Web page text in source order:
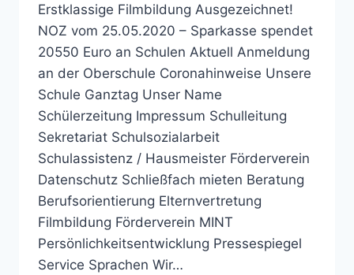
Erstklassige Filmbildung Ausgezeichnet!
NOZ vom 25.05.2020 – Sparkasse spendet
20550 Euro an Schulen Aktuell Anmeldung
an der Oberschule Coronahinweise Unsere
Schule Ganztag Unser Name
Schülerzeitung Impressum Schulleitung
Sekretariat Schulsozialarbeit
Schulassistenz / Hausmeister Förderverein
Datenschutz Schließfach mieten Beratung
Berufsorientierung Elternvertretung
Filmbildung Förderverein MINT
Persönlichkeitsentwicklung Pressespiegel
Service Sprachen Wir…